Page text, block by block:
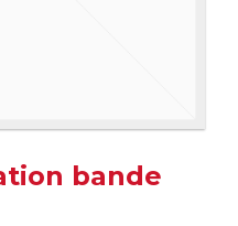
bande